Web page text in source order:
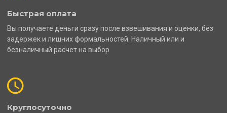
Быстрая оплата
Вы получаете деньги сразу после взвешивания и оценки, без
задержек и лишних формальностей. Наличный или и
безналичный расчет на выбор
Круглосуточно